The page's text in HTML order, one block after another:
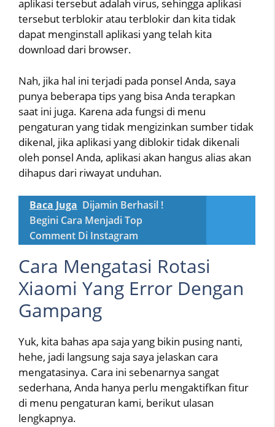
aplikasi tersebut adalah virus, sehingga aplikasi
tersebut terblokir atau terblokir dan kita tidak
dapat menginstall aplikasi yang telah kita
download dari browser.
Nah, jika hal ini terjadi pada ponsel Anda, saya
punya beberapa tips yang bisa Anda terapkan
saat ini juga. Karena ada fungsi di menu
pengaturan yang tidak mengizinkan sumber tidak
dikenal, jika aplikasi yang diblokir tidak dikenali
oleh ponsel Anda, aplikasi akan hangus alias akan
dihapus dari riwayat unduhan.
Baca Juga Dijamin Berhasil !
Begini Cara Menjadi Top
Comment Di Instagram
Cara Mengatasi Rotasi
Xiaomi Yang Error Dengan
Gampang
Yuk, kita bahas apa saja yang bikin pusing nanti,
hehe, jadi langsung saja saya jelaskan cara
mengatasinya. Cara ini sebenarnya sangat
sederhana, Anda hanya perlu mengaktifkan fitur
di menu pengaturan kami, berikut ulasan
lengkapnya.